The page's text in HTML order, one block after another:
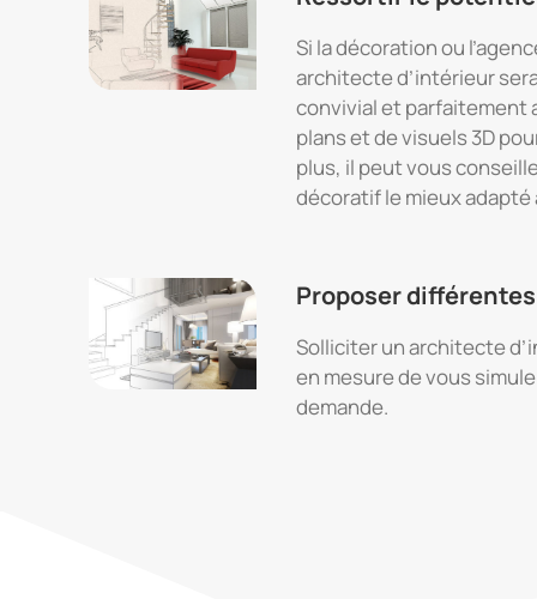
Si la décoration ou
architecte d’intérieur
convivial et parfaitement
plans et de visuels 3D
plus, il peut vous
décoratif le mieux
Proposer
Solliciter un architecte
en mesure de vous
demande.